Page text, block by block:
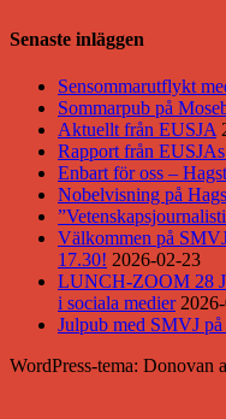
Senaste inläggen
Sensommarutflykt
Sommarpub på
Aktuellt från EUSJA
Rapport från
Enbart för oss –
Nobelvisning på
Välkommen på
17.30! 2026-02-23
LUNCH-ZOOM 28
i sociala medier
Julpub med SMVJ
WordPress-tema: Donovan